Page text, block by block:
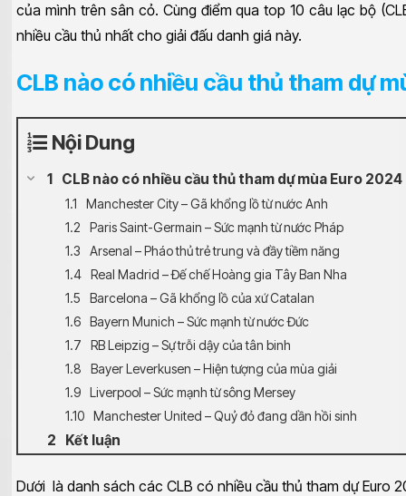
của mình trên sân cỏ. Cùng điểm qua top 10 câu lạc bộ
nhiều cầu thủ nhất cho giải đấu danh giá này.
CLB nào có nhiều cầu thủ tham dự
Nội Dung
CLB nào có nhiều cầu thủ tham dự mùa Euro
Manchester City – Gã khổng lồ từ nước Anh
Paris Saint-Germain – Sức mạnh từ nước Pháp
Arsenal – Pháo thủ trẻ trung và đầy tiềm năng
Real Madrid – Đế chế Hoàng gia Tây Ban Nha
Barcelona – Gã khổng lồ của xứ Catalan
Bayern Munich – Sức mạnh từ nước Đức
RB Leipzig – Sự trỗi dậy của tân binh
Bayer Leverkusen – Hiện tượng của mùa giải
Liverpool – Sức mạnh từ sông Mersey
Manchester United – Quỷ đỏ đang dần hồi sinh
Kết luận
Dưới là danh sách các CLB có nhiều cầu thủ tham dự Euro